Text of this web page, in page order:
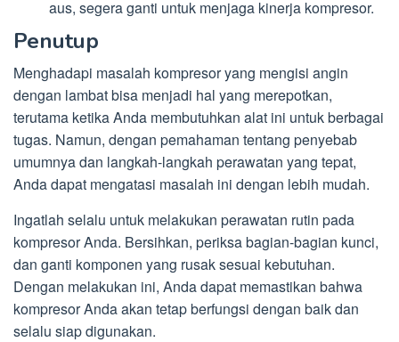
aus, segera ganti untuk menjaga kinerja kompresor.
Penutup
Menghadapi masalah kompresor yang mengisi angin
dengan lambat bisa menjadi hal yang merepotkan,
terutama ketika Anda membutuhkan alat ini untuk berbagai
tugas. Namun, dengan pemahaman tentang penyebab
umumnya dan langkah-langkah perawatan yang tepat,
Anda dapat mengatasi masalah ini dengan lebih mudah.
Ingatlah selalu untuk melakukan perawatan rutin pada
kompresor Anda. Bersihkan, periksa bagian-bagian kunci,
dan ganti komponen yang rusak sesuai kebutuhan.
Dengan melakukan ini, Anda dapat memastikan bahwa
kompresor Anda akan tetap berfungsi dengan baik dan
selalu siap digunakan.